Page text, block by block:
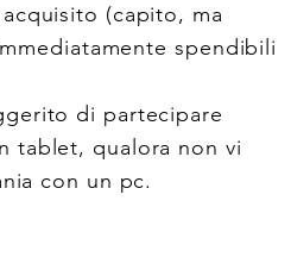
(capito, ma
spendibili
di partecipare
tablet, qualora non vi
con un pc.